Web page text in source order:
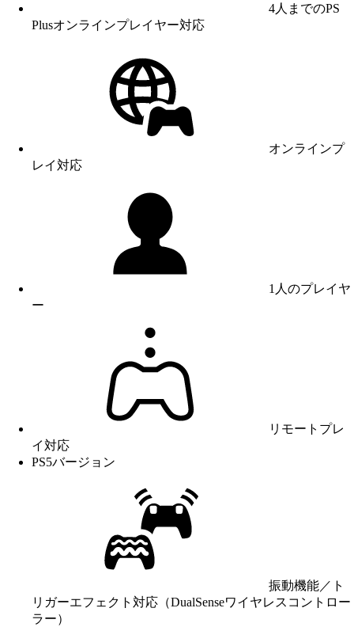
4人までのPS
Plusオンラインプレイヤー対応
オンラインプ
レイ対応
1人のプレイヤ
ー
リモートプレ
イ対応
PS5バージョン
振動機能／ト
リガーエフェクト対応（DualSenseワイヤレスコントロー
ラー）